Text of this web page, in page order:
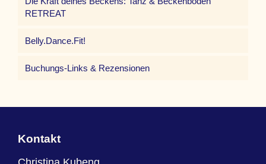
RETREAT
Belly.Dance.Fit!
Buchungs-Links & Rezensionen
Kontakt